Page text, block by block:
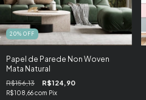
20% OFF
Papel de Parede Non Woven
Mata Natural
R$156,13 R$124,90
R$108,66com Pix